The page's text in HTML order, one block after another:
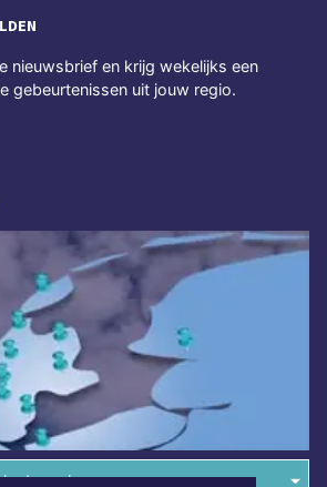
nieuwsbrief en krijg wekelijks een
gebeurtenissen uit jouw regio.
de regio